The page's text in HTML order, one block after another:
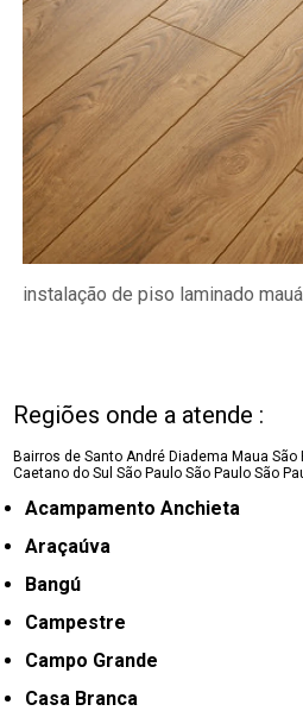
instalação de piso laminado mauá
Regiões onde a atende :
Bairros de Santo André Diadema Maua São
Caetano do SulSão Paulo São Paulo São
Acampamento Anchieta
Araçaúva
Bangú
Campestre
Campo Grande
Casa Branca